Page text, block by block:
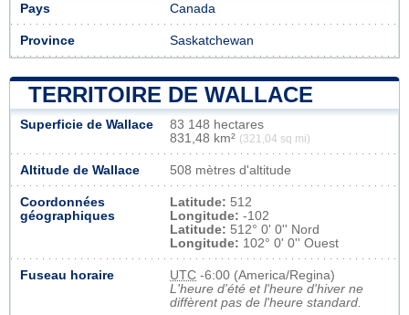
Pays Canada
Province Saskatchewan
TERRITOIRE DE WALLACE
Superficie de Wallace
83 148 hectares
831,48 km² (321,04 sq mi)
Altitude de Wallace 508 mètres d'altitude
Coordonnées
géographiques
Latitude: 512
Longitude: -102
Latitude: 512° 0' 0'' Nord
Longitude: 102° 0' 0'' Ouest
Fuseau horaire UTC -6:00 (America/Regina)
L'heure d'été et l'heure d'hiver ne
diffèrent pas de l'heure standard.